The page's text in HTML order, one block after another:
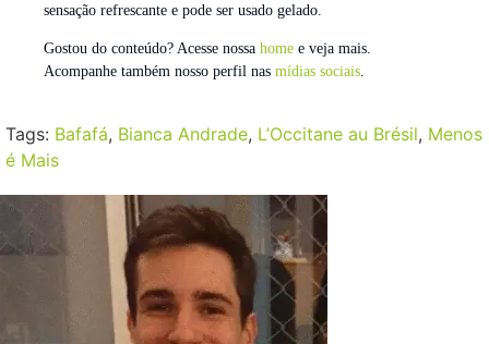
sensação refrescante e pode ser usado gelado.
Gostou do conteúdo? Acesse nossa home e veja mais.
Acompanhe também nosso perfil nas mídias sociais.
Tags: Bafafá, Bianca Andrade, L’Occitane au Brésil, Menos
é Mais